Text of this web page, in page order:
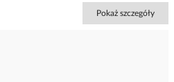
Pokaż szczegóły